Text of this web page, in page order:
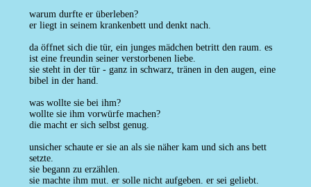
warum durfte er überleben?
er liegt in seinem krankenbett und denkt nach.
da öffnet sich die tür, ein junges mädchen betritt den raum. es
ist eine freundin seiner verstorbenen liebe.
sie steht in der tür - ganz in schwarz, tränen in den augen, eine
bibel in der hand.
was wollte sie bei ihm?
wollte sie ihm vorwürfe machen?
die macht er sich selbst genug.
unsicher schaute er sie an als sie näher kam und sich ans bett
setzte.
sie begann zu erzählen.
sie machte ihm mut. er solle nicht aufgeben. er sei geliebt.